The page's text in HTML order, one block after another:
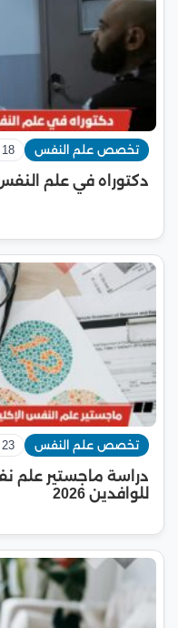
تخصص علم النفس 18 يناير 2026
دكتوراه في علم
تخصص علم النفس 23 نوفمبر 2025
دراسة ماجستير علم
للوافدين 2026